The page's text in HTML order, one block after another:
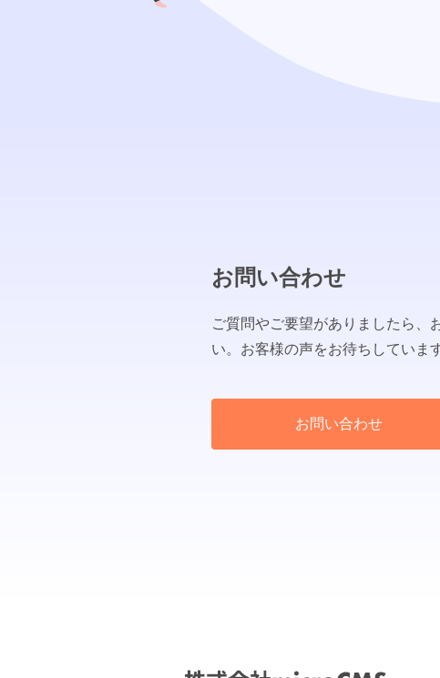
お問い合わせ
ご質問やご要望がありましたら、
い。お客様の声をお待ちしています
お問い合わせ